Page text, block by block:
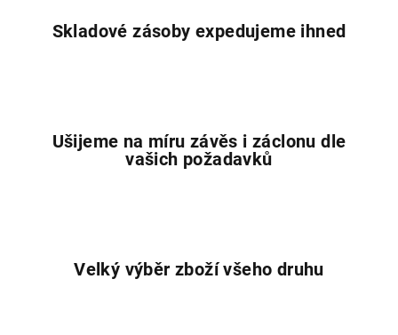
Skladové zásoby expedujeme ihned
Ušijeme na míru závěs i záclonu dle
vašich požadavků
Velký výběr zboží všeho druhu